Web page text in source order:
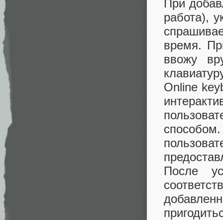
При
работа),
время.
ввожу
Online
После